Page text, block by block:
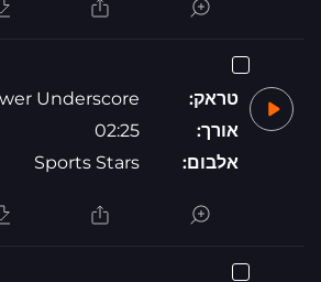
טראק:
Underscore
אורך:
02:25
אלבום:
Sports Stars